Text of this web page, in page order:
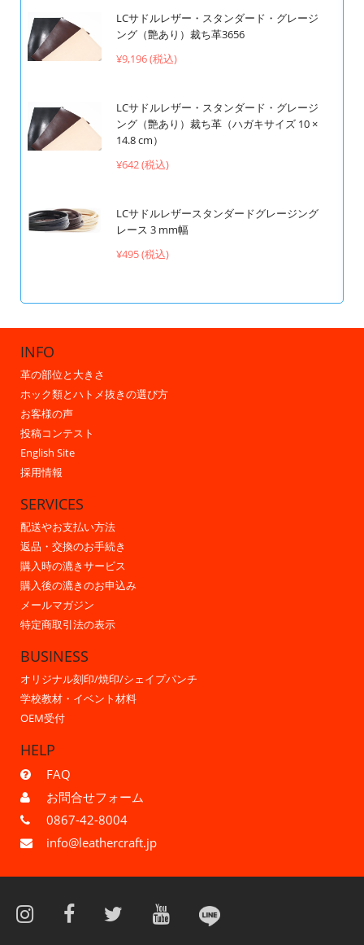
LCサドルレザー・スタンダード・グレージ
ング（艶あり）裁ち革3656
¥9,196 (税込)
LCサドルレザー・スタンダード・グレージ
ング（艶あり）裁ち革（ハガキサイズ 10 ×
14.8 cm）
¥642 (税込)
LCサドルレザースタンダードグレージング
レース 3 mm幅
¥495 (税込)
INFO
革の部位と大きさ
ホック類とハトメ抜きの選び方
お客様の声
投稿コンテスト
English Site
採用情報
SERVICES
配送やお支払い方法
返品・交換のお手続き
購入時の漉きサービス
購入後の漉きのお申込み
メールマガジン
特定商取引法の表示
BUSINESS
オリジナル刻印/焼印/シェイプパンチ
学校教材・イベント材料
OEM受付
HELP
FAQ
お問合せフォーム
0867-42-8004
info@leathercraft.jp